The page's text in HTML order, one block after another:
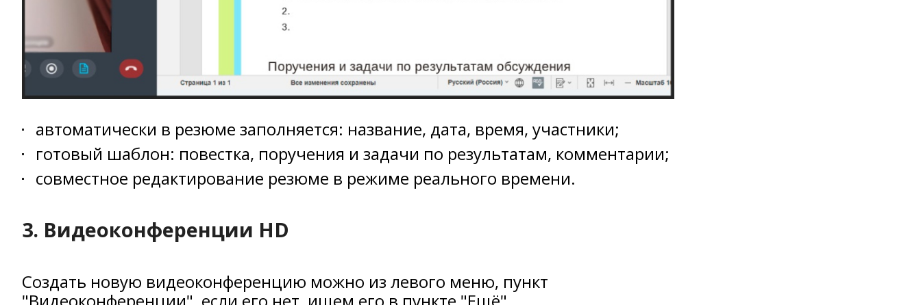
автоматически в резюме заполняется: название, дата, время, участники;
готовый шаблон: повестка, поручения и задачи по результатам, комментарии;
совместное редактирование резюме в режиме реального времени.
3. Видеоконференции HD
Создать новую видеоконференцию можно из левого меню, пункт